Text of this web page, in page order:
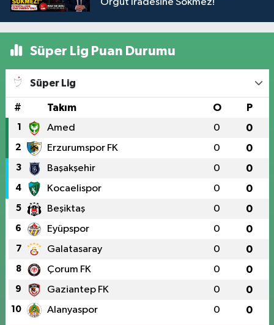
Süper Lig Puan Durumu
Süper Lig
# Takım O P
1 Amed 0 0
2 Erzurumspor FK 0 0
3 Başakşehir 0 0
4 Kocaelispor 0 0
5 Beşiktaş 0 0
6 Eyüpspor 0 0
7 Galatasaray 0 0
8 Çorum FK 0 0
9 Gaziantep FK 0 0
10 Alanyaspor 0 0